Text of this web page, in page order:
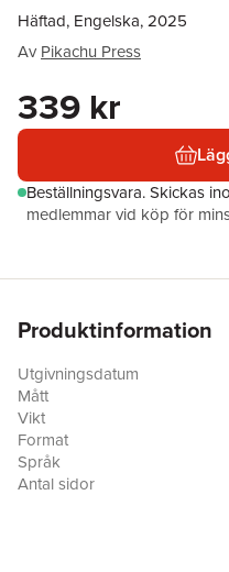
Häftad, Engelska, 2025
Av Pikachu Press
339 kr
Beställningsvara.Skickas
medlemmar vid köp för
Produktinformation
Utgivningsdatum
Mått
Vikt
Format
Språk
Antal sidor